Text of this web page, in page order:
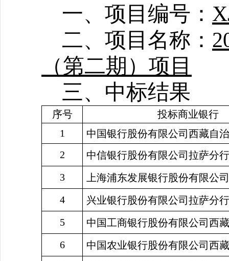
一、项目编号：
二、项目名称：
（第二期）项目
三、中标结果
序号
投标商业银行
1
中国银行股份有限公司西藏自
2
中信银行股份有限公司拉萨分行
3
上海浦东发展银行股份有限公
4
兴业银行股份有限公司拉萨分行
5
中国工商银行股份有限公司西
6
中国农业银行股份有限公司西